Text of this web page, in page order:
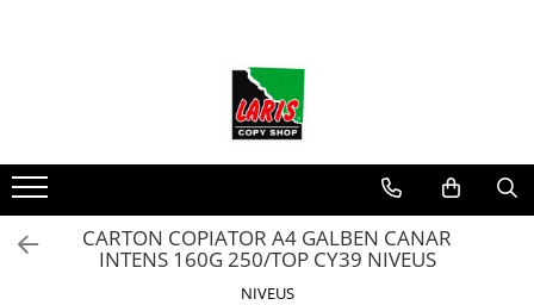
Instrumente de scris
Rollere & Finelinere
Finelinere
Rollere
CARTON COPIATOR A4 GALBEN CANAR
INTENS 160G 250/TOP CY39 NIVEUS
NIVEUS